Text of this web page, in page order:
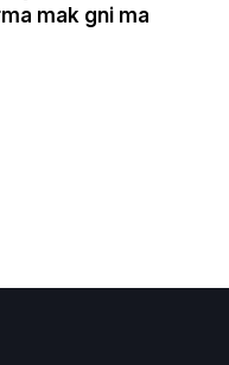
mak gni ma